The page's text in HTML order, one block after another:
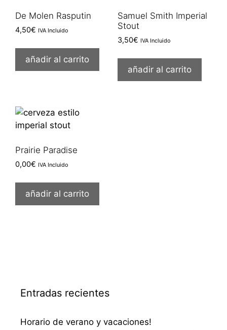
De Molen Rasputin
4,50€ IVA Incluido
añadir al carrito
Samuel Smith Imperial
Stout
3,50€ IVA Incluido
añadir al carrito
Prairie Paradise
0,00€ IVA Incluido
añadir al carrito
Entradas recientes
Horario de verano y vacaciones!